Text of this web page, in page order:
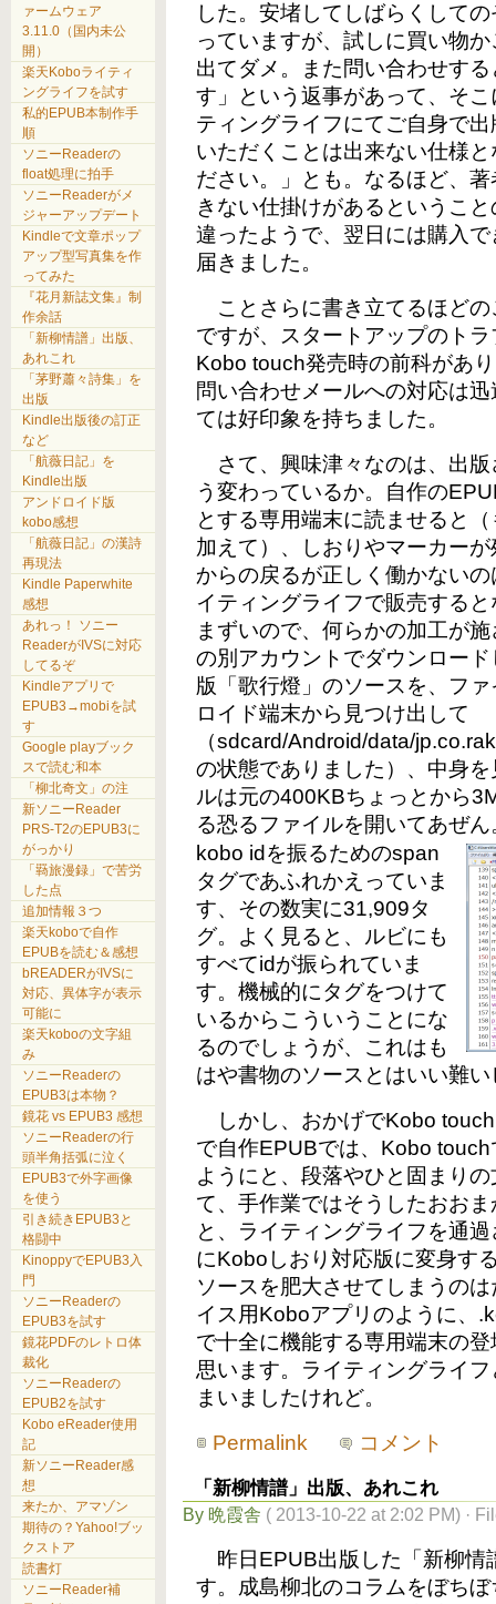
した。安堵してしばらくして
っていますが、試しに買い物
出てダメ。また問い合わせす
す」という返事があって、そ
ティングライフにてご自身で
いただくことは出来ない仕様
ださい。」とも。なるほど、
きない仕掛けがあるというこ
違ったようで、翌日には購入
届きました。
ことさらに書き立てるほど
ですが、スタートアップのト
Kobo touch発売時の前科があ
問い合わせメールへの対応は
ては好印象を持ちました。
さて、興味津々なのは、出
う変わっているか。自作の
とする専用端末に読ませると
加えて）、しおりやマーカー
からの戻るが正しく働かない
イティングライフで販売する
まずいので、何らかの加工が
の別アカウントでダウンロー
版「歌行燈」のソースを、フ
ロイド端末から見つけ出して
（sdcard/Android/data/
の状態でありました）、中身
ルは元の400KBちょっとから
る恐るファイルを開いてあぜん
kobo idを振るためのspan
タグであふれかえっていま
す、その数実に31,909タ
グ。よく見ると、ルビにも
すべてidが振られていま
す。機械的にタグをつけて
いるからこういうことにな
るのでしょうが、これはも
はや書物のソースとはいい難
しかし、おかげでKobo
で自作EPUBでは、Kobo
ようにと、段落やひと固まり
て、手作業ではそうしたおお
と、ライティングライフを通
にKoboしおり対応版に変身す
ソースを肥大させてしまうの
イス用Koboアプリのように、
で十全に機能する専用端末の
思います。ライティングライ
まいましたけれど。
Permalink
コメント
「新柳情譜」出版、あれこれ
By 晩霞舎 ( 2013-10-22 at 2:02 PM) ·
昨日EPUB出版した「新柳情
す。成島柳北のコラムをぼち
ァームウェア
3.11.0（国内未公
開）
楽天Koboライティ
ングライフを試す
私的EPUB本制作手
順
ソニーReaderの
float処理に拍手
ソニーReaderがメ
ジャーアップデート
Kindleで文章ポップ
アップ型写真集を作
ってみた
『花月新誌文集』制
作余話
「新柳情譜」出版、
あれこれ
「茅野蕭々詩集」を
出版
Kindle出版後の訂正
など
「航薇日記」を
Kindle出版
アンドロイド版
kobo感想
「航薇日記」の漢詩
再現法
Kindle Paperwhite
感想
あれっ！ ソニー
ReaderがIVSに対応
してるぞ
Kindleアプリで
EPUB3→mobiを試
す
Google playブック
スで読む和本
「柳北奇文」の注
新ソニーReader
PRS-T2のEPUB3に
がっかり
「羇旅漫録」で苦労
した点
追加情報３つ
楽天koboで自作
EPUBを読む＆感想
bREADERがIVSに
対応、異体字が表示
可能に
楽天koboの文字組
み
ソニーReaderの
EPUB3は本物？
鏡花 vs EPUB3 感想
ソニーReaderの行
頭半角括弧に泣く
EPUB3で外字画像
を使う
引き続きEPUB3と
格闘中
KinoppyでEPUB3入
門
ソニーReaderの
EPUB3を試す
鏡花PDFのレトロ体
裁化
ソニーReaderの
EPUB2を試す
Kobo eReader使用
記
新ソニーReader感
想
来たか、アマゾン
期待の？Yahoo!ブッ
クストア
読書灯
ソニーReader補